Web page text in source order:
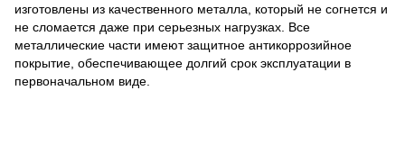
изготовлены из качественного металла, который не согнется и
не сломается даже при серьезных нагрузках. Все
металлические части имеют защитное антикоррозийное
покрытие, обеспечивающее долгий срок эксплуатации в
первоначальном виде.